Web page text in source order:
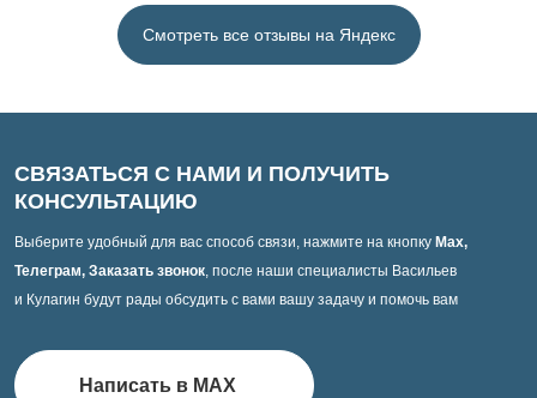
Смотреть все отзывы на Яндекс
СВЯЗАТЬСЯ С НАМИ И ПОЛУЧИТЬ
КОНСУЛЬТАЦИЮ
Выберите удобный для вас способ связи, нажмите на кнопку Max,
Телеграм, Заказать звонок, после наши специалисты Васильев
и Кулагин будут рады обсудить с вами вашу задачу и помочь вам
Написать в MAX